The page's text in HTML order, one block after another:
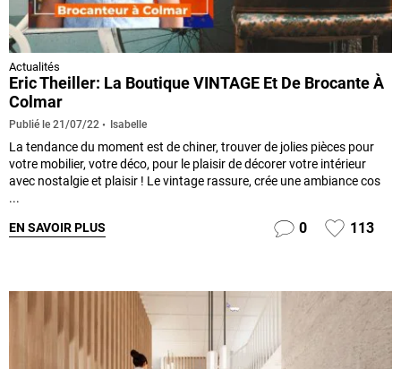
Actualités
Eric Theiller: La Boutique VINTAGE Et De Brocante À
Colmar
Publié le 21/07/22 Isabelle
La tendance du moment est de chiner, trouver de jolies pièces pour
votre mobilier, votre déco, pour le plaisir de décorer votre intérieur
avec nostalgie et plaisir ! Le vintage rassure, crée une ambiance cos
...
EN SAVOIR PLUS 0 113